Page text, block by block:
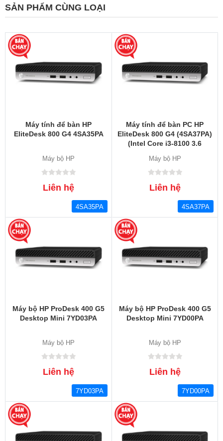
SẢN PHẨM CÙNG LOẠI
Máy tính để bàn HP
EliteDesk 800 G4 4SA35PA
Máy bộ HP
Liên hệ
4SA35PA
Máy tính để bàn PC HP
EliteDesk 800 G4 (4SA37PA)
(Intel Core i3-8100 3.6
UHD Graphics 630/Free
DOS)
Máy bộ HP
Liên hệ
4SA37PA
Máy bộ HP ProDesk 400 G5
Desktop Mini 7YD03PA
Máy bộ HP
Liên hệ
7YD03PA
Máy bộ HP ProDesk 400 G5
Desktop Mini 7YD00PA
Máy bộ HP
Liên hệ
7YD00PA